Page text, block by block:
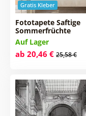
Gratis Kleber
Fototapete Saftige
Sommerfrüchte
Auf Lager
ab 20,46 € 25,58 €